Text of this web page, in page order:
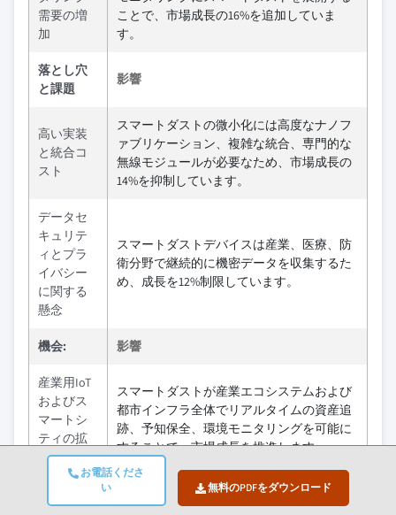
お電話くださ
い
無料のPDFをダウンロード
需要の増
加
ことで、市場成長の16%を追加していま
す。
落とし穴
と課題
影響
高い実装
と統合コ
スト
スマートダストの微小化には高度なナノフ
ァブリケーション、複雑な統合、専門的な
無線モジュールが必要なため、市場成長の
14%を抑制しています。
データセ
キュリテ
ィとプラ
イバシー
に関する
懸念
スマートダストデバイスは産業、医療、防
衛分野で継続的に機密データを収集するた
め、成長を12%制限しています。
機会: 影響
産業用IoT
およびス
マートシ
ティの拡
大
スマートダストが産業エコシステムおよび
都市インフラ全体でリアルタイムの資産追
跡、予知保全、環境モニタリングを可能に
することで、市場成長を推進します。
ッジコン
スマートダストデバイスがデータをローカ